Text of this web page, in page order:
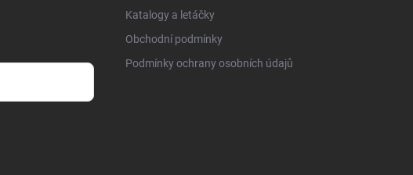
Katalogy a letáčky
Obchodní podmínky
Podmínky ochrany osobních údajů